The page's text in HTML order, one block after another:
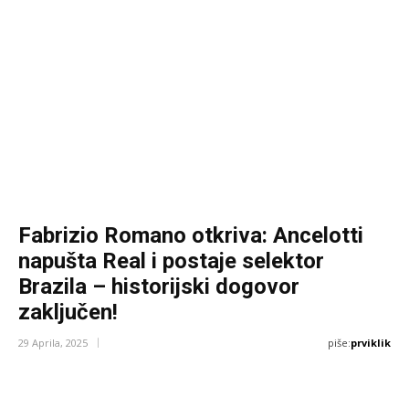
Fabrizio Romano otkriva: Ancelotti
napušta Real i postaje selektor
Brazila – historijski dogovor
zaključen!
29 Aprila, 2025 piše:prviklik